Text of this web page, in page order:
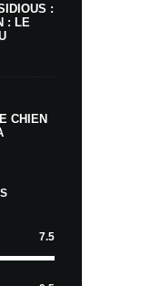
:
: LE
CHIEN
7.5